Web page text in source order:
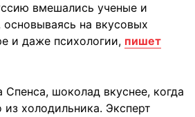
вмешались ученые и
на вкусовых
и даже психологии, пишет
шоколад вкуснее, когда
холодильника. Эксперт